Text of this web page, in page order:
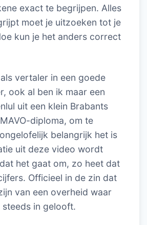
exact te begrijpen. Alles
moet je uitzoeken tot je
kun je het anders correct
vertaler in een goede
ook al ben ik maar een
uit een klein Brabants
diploma, om te
belangrijk het is
uit deze video wordt
het gaat om, zo heet dat
Officieel in de zin dat
van een overheid waar
steeds in gelooft.